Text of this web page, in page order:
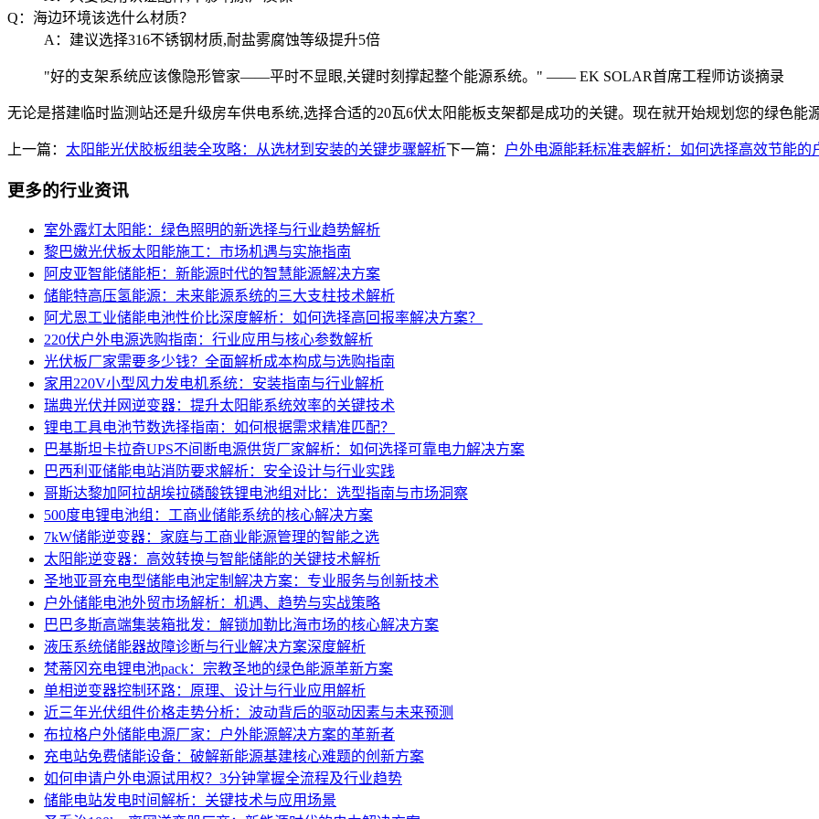
Q：海边环境该选什么材质？
A：建议选择316不锈钢材质,耐盐雾腐蚀等级提升5倍
"好的支架系统应该像隐形管家——平时不显眼,关键时刻撑起整个能源系统。" —— EK SOLAR首席工程师访谈摘录
无论是搭建临时监测站还是升级房车供电系统,选择合适的20瓦6伏太阳能板支架都是成功的关键。现在就开始规划您的绿色能
上一篇： 太阳能光伏胶板组装全攻略：从选材到安装的关键步骤解析下一篇： 户外电源能耗标准表解析：如何选择高效节能的
更多的行业资讯
室外露灯太阳能：绿色照明的新选择与行业趋势解析
黎巴嫩光伏板太阳能施工：市场机遇与实施指南
阿皮亚智能储能柜：新能源时代的智慧能源解决方案
储能特高压氢能源：未来能源系统的三大支柱技术解析
阿尤恩工业储能电池性价比深度解析：如何选择高回报率解决方案？
220伏户外电源选购指南：行业应用与核心参数解析
光伏板厂家需要多少钱？全面解析成本构成与选购指南
家用220V小型风力发电机系统：安装指南与行业解析
瑞典光伏并网逆变器：提升太阳能系统效率的关键技术
锂电工具电池节数选择指南：如何根据需求精准匹配？
巴基斯坦卡拉奇UPS不间断电源供货厂家解析：如何选择可靠电力解决方案
巴西利亚储能电站消防要求解析：安全设计与行业实践
哥斯达黎加阿拉胡埃拉磷酸铁锂电池组对比：选型指南与市场洞察
500度电锂电池组：工商业储能系统的核心解决方案
7kW储能逆变器：家庭与工商业能源管理的智能之选
太阳能逆变器：高效转换与智能储能的关键技术解析
圣地亚哥充电型储能电池定制解决方案：专业服务与创新技术
户外储能电池外贸市场解析：机遇、趋势与实战策略
巴巴多斯高端集装箱批发：解锁加勒比海市场的核心解决方案
液压系统储能器故障诊断与行业解决方案深度解析
梵蒂冈充电锂电池pack：宗教圣地的绿色能源革新方案
单相逆变器控制环路：原理、设计与行业应用解析
近三年光伏组件价格走势分析：波动背后的驱动因素与未来预测
布拉格户外储能电源厂家：户外能源解决方案的革新者
充电站免费储能设备：破解新能源基建核心难题的创新方案
如何申请户外电源试用权？3分钟掌握全流程及行业趋势
储能电站发电时间解析：关键技术与应用场景